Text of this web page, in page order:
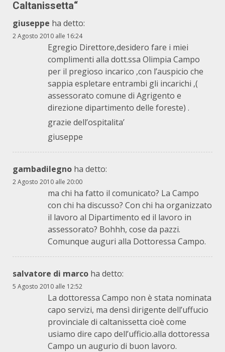
Caltanissetta“
giuseppe ha detto:
2 Agosto 2010 alle 16:24
Egregio Direttore,desidero fare i miei
complimenti alla dott.ssa Olimpia Campo
per il pregioso incarico ,con l’auspicio che
sappia espletare entrambi gli incarichi ,(
assessorato comune di Agrigento e
direzione dipartimento delle foreste) .
grazie dell’ospitalita’
giuseppe
gambadilegno ha detto:
2 Agosto 2010 alle 20:00
ma chi ha fatto il comunicato? La Campo
con chi ha discusso? Con chi ha organizzato
il lavoro al Dipartimento ed il lavoro in
assessorato? Bohhh, cose da pazzi.
Comunque auguri alla Dottoressa Campo.
salvatore di marco ha detto:
5 Agosto 2010 alle 12:52
La dottoressa Campo non è stata nominata
capo servizi, ma densì dirigente dell’uffucio
provinciale di caltanissetta cioè come
usiamo dire capo dell’ufficio.alla dottoressa
Campo un augurio di buon lavoro.